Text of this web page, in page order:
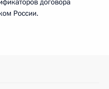
договора
России.